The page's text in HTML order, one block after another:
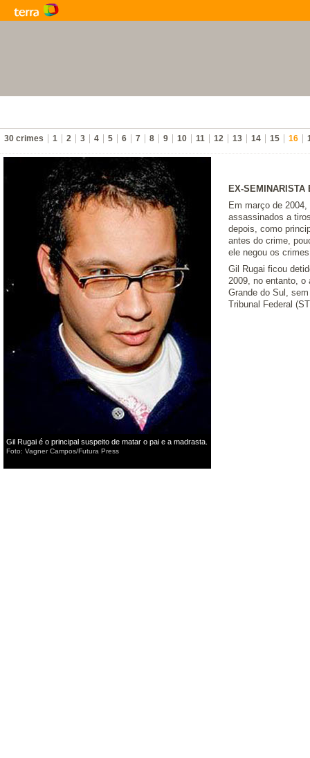
EX-SEMINARISTA
Em março de
assassinados a
depois, como
antes do crime,
ele negou os
Gil Rugai ficou
2009, no entanto, o
Grande do Sul,
Tribunal Federal
Gil Rugai é o principal suspeito de matar o pai e a madrasta.
Foto: Vagner Campos/Futura Press
30 crimes 1 2 3 4 5 6 7 8 9 10 11 12 13 14 15 16